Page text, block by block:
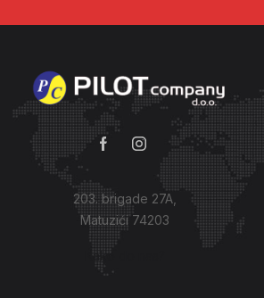
203. brigade 27A,
Matuzići 74203
Kako do nas?